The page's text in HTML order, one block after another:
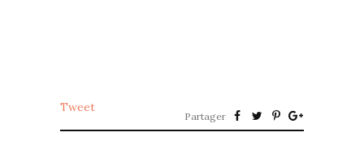
Tweet
Partager